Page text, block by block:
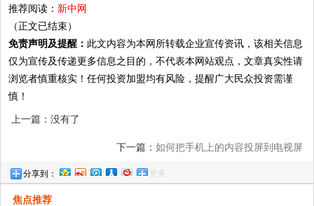
推荐阅读： 新中网
（正文已结束）
免责声明及提醒： 此文内容为本网所转载企业宣传资讯，该相关信息
仅为宣传及传递更多信息之目的，不代表本网站观点，文章真实性请
浏览者慎重核实！任何投资加盟均有风险，提醒广大民众投资需谨
慎！
上一篇：没有了
下一篇： 如何把手机上的内容投屏到电视屏
幕上？快速学会，什么手机都适用
分享到： 更多
焦点推荐